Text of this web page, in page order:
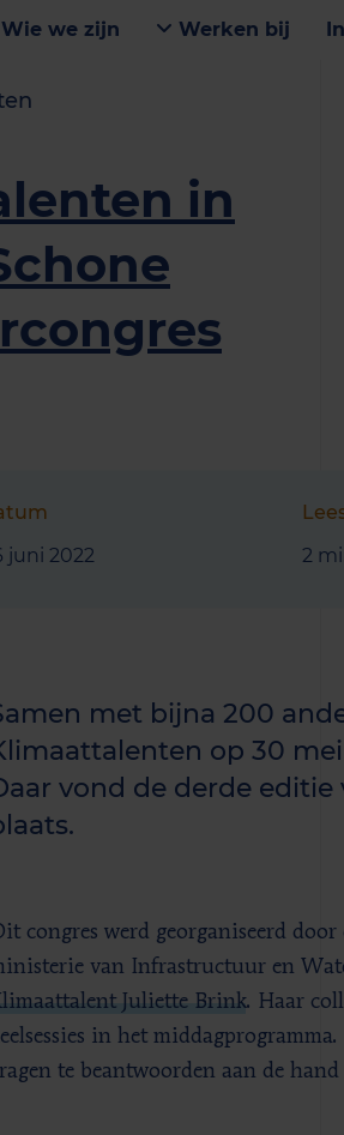
Wie we zijn Werken bij
in
juni 2022
2
met bijna 200
op 30
vond de derde
congres werd georganiseerd
van Infrastructuur en
Juliette Brink. Haar
in het
te beantwoorden aan de